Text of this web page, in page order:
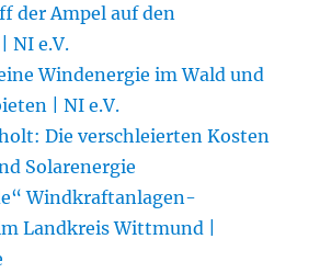
der Ampel auf den
NI e.V.
Windenergie im Wald und
| NI e.V.
Die verschleierten Kosten
Solarenergie
Windkraftanlagen-
Landkreis Wittmund |